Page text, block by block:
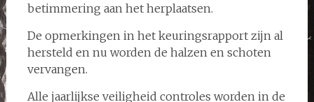
betimmering aan het herplaatsen.
De opmerkingen in het keuringsrapport zijn al
hersteld en nu worden de halzen en schoten
vervangen.
Alle jaarlijkse veiligheid controles worden in de